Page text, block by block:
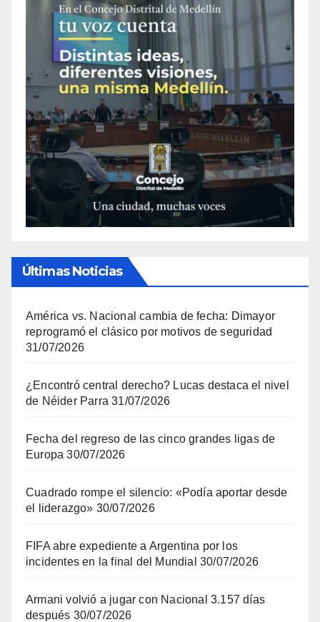
Últimas Noticias
América vs. Nacional cambia de fecha: Dimayor
reprogramó el clásico por motivos de seguridad
31/07/2026
¿Encontró central derecho? Lucas destaca el nivel
de Néider Parra 31/07/2026
Fecha del regreso de las cinco grandes ligas de
Europa 30/07/2026
Cuadrado rompe el silencio: «Podía aportar desde
el liderazgo» 30/07/2026
FIFA abre expediente a Argentina por los
incidentes en la final del Mundial 30/07/2026
Armani volvió a jugar con Nacional 3.157 días
después 30/07/2026